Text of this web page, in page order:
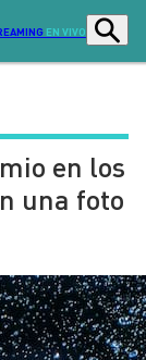
EN VIVO
Programas
Actualidad
Sostenibilidad
Deportes
en los
una foto